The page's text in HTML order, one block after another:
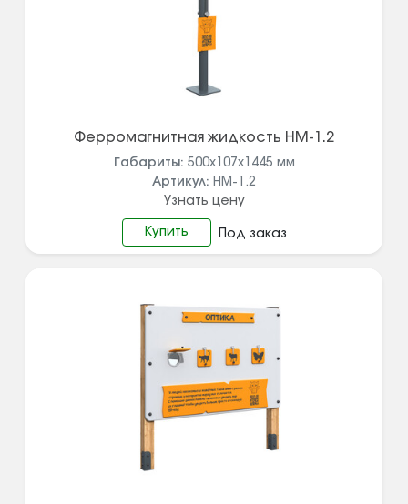
Ферромагнитная жидкость НМ-1.2
Габариты: 500х107х1445 мм
Артикул: НМ-1.2
Узнать цену
Купить Под заказ